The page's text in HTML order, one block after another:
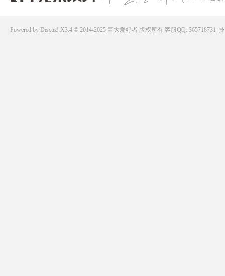
Powered by Discuz! X3.4 © 2014-2025 巨大爱好者版权所有 客服QQ: 365718731